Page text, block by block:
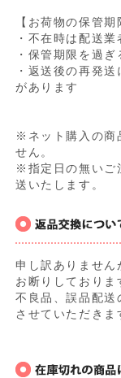
【お荷物の保管期
・不在時は配送
・保管期限を過
・返送後の再発
があります
※ネット購入の商
せん。
※指定日の無いご
送いたします。
申し訳ありません
お断りしておりま
不良品、誤品配送
させていただきま